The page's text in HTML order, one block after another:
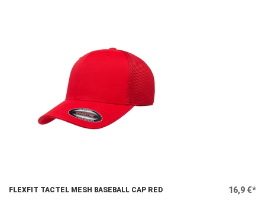
FLEXFIT TACTEL MESH BASEBALL CAP RED 16,9 €*